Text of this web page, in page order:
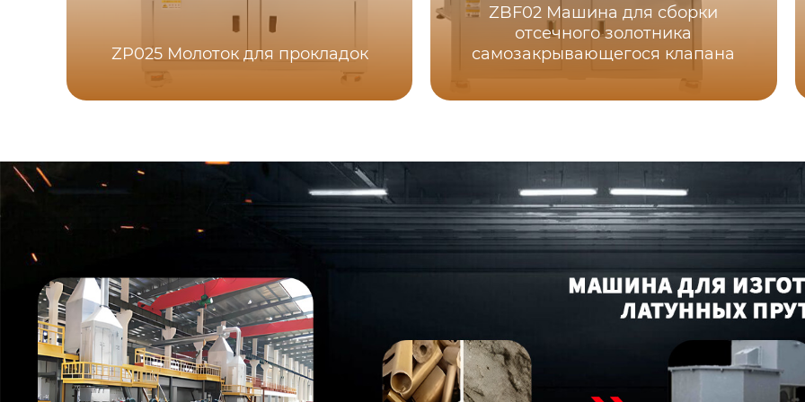
ZP025 Молоток для прокладок
ZBF02 Машина для сборки
отсечного золотника
самозакрывающегося клапана